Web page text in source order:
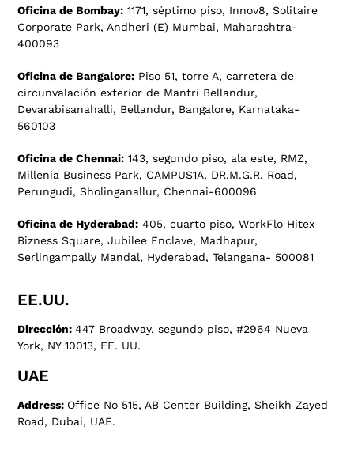
Oficina de Bombay: 1171, séptimo piso, Innov8, Solitaire
Corporate Park, Andheri (E) Mumbai, Maharashtra-
400093
Oficina de Bangalore: Piso 51, torre A, carretera de
circunvalación exterior de Mantri Bellandur,
Devarabisanahalli, Bellandur, Bangalore, Karnataka-
560103
Oficina de Chennai: 143, segundo piso, ala este, RMZ,
Millenia Business Park, CAMPUS1A, DR.M.G.R. Road,
Perungudi, Sholinganallur, Chennai-600096
Oficina de Hyderabad: 405, cuarto piso, WorkFlo Hitex
Bizness Square, Jubilee Enclave, Madhapur,
Serlingampally Mandal, Hyderabad, Telangana- 500081
EE.UU.
Dirección:447 Broadway, segundo piso, #2964 Nueva
York, NY 10013, EE. UU.
UAE
Address: Office No 515, AB Center Building, Sheikh Zayed
Road, Dubai, UAE.